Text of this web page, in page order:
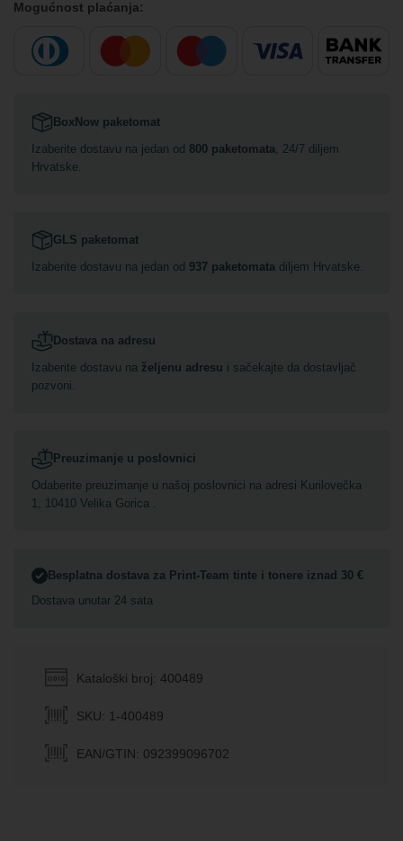
Mogućnost plaćanja:
BoxNow paketomat
Izaberite dostavu na jedan od 800 paketomata , 24/7 diljem
Hrvatske.
GLS paketomat
Izaberite dostavu na jedan od 937 paketomatadiljem Hrvatske.
Dostava na adresu
Izaberite dostavu na željenu adresu i sačekajte da dostavljač
pozvoni.
Preuzimanje u poslovnici
Odaberite preuzimanje u našoj poslovnici na adresi Kurilovečka
1, 10410 Velika Gorica .
Besplatna dostava za Print-Team tinte i tonere iznad 30 €
Dostava unutar 24 sata
Kataloški broj: 400489
SKU: 1-400489
EAN/GTIN: 092399096702